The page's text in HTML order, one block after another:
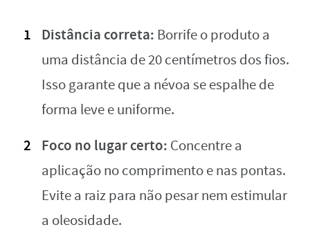
Distância correta: Borrife o produto a
uma distância de 20 centímetros dos fios.
Isso garante que a névoa se espalhe de
forma leve e uniforme.
Foco no lugar certo: Concentre a
aplicação no comprimento e nas pontas.
Evite a raiz para não pesar nem estimular
a oleosidade.